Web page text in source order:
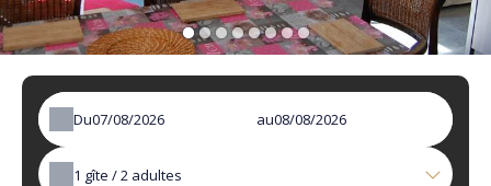
1 2 3 4 5 6 7 8
Du au
1 gîte /2 adultes